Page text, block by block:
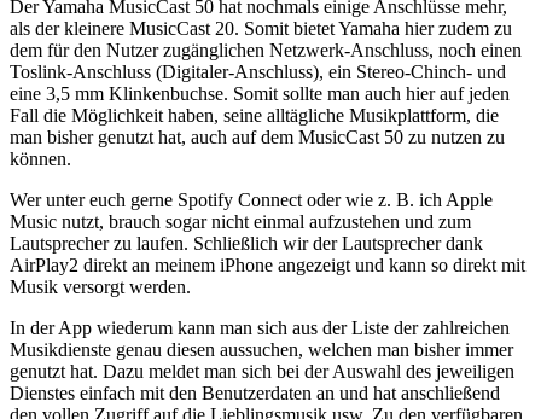
Der Yamaha MusicCast 50 hat nochmals einige Anschlüsse mehr,
als der kleinere MusicCast 20. Somit bietet Yamaha hier zudem zu
dem für den Nutzer zugänglichen Netzwerk-Anschluss, noch einen
Toslink-Anschluss (Digitaler-Anschluss), ein Stereo-Chinch- und
eine 3,5 mm Klinkenbuchse. Somit sollte man auch hier auf jeden
Fall die Möglichkeit haben, seine alltägliche Musikplattform, die
man bisher genutzt hat, auch auf dem MusicCast 50 zu nutzen zu
können.
Wer unter euch gerne Spotify Connect oder wie z. B. ich Apple
Music nutzt, brauch sogar nicht einmal aufzustehen und zum
Lautsprecher zu laufen. Schließlich wir der Lautsprecher dank
AirPlay2 direkt an meinem iPhone angezeigt und kann so direkt mit
Musik versorgt werden.
In der App wiederum kann man sich aus der Liste der zahlreichen
Musikdienste genau diesen aussuchen, welchen man bisher immer
genutzt hat. Dazu meldet man sich bei der Auswahl des jeweiligen
Dienstes einfach mit den Benutzerdaten an und hat anschließend
den vollen Zugriff auf die Lieblingsmusik usw. Zu den verfügbaren